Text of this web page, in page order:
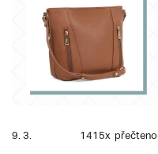
9. 3. 1415x přečteno